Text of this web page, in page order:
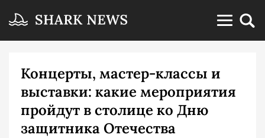
Концерты, мастер-классы и
выставки: какие мероприятия
пройдут в столице ко Дню
защитника Отечества